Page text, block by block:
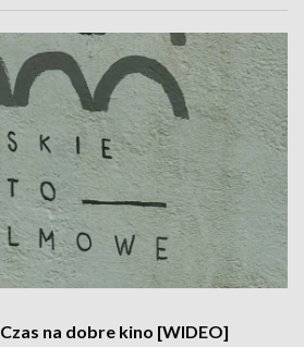
na dobre kino [WIDEO]